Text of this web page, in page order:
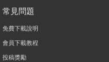
常見問題
免費下載說明
會員下載教程
投稿獎勵